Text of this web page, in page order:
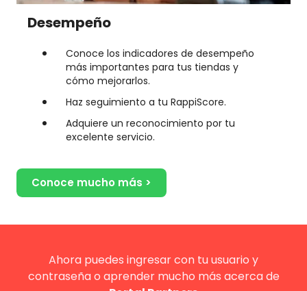
Desempeño
Conoce los indicadores de desempeño
más importantes para tus tiendas y
cómo mejorarlos.
Haz seguimiento a tu RappiScore.
Adquiere un reconocimiento por tu
excelente servicio.
Conoce mucho más >
Ahora puedes ingresar con tu usuario y
contraseña o aprender mucho más acerca de